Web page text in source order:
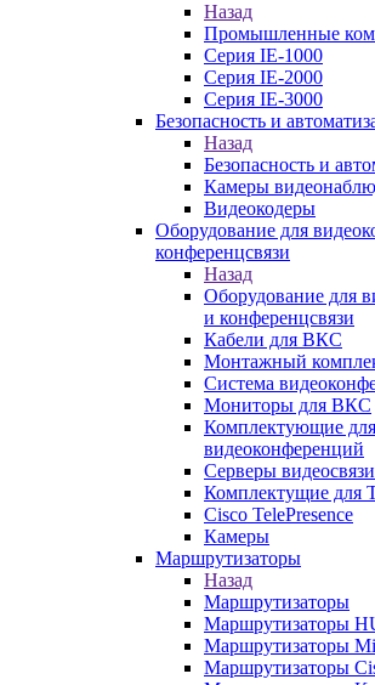
Назад
Промышленные
Серия IE-1000
Серия IE-2000
Серия IE-3000
Безопасность и
Назад
Безопасность и
Камеры
Видеокодеры
Оборудование для
конференцсвязи
Назад
Оборудование для
и конференцсвязи
Кабели для ВКС
Монтажный
Система
Мониторы для ВКС
Комплектующие
видеоконференций
Серверы видеосвязи
Комплектущие для
Cisco TelePresence
Камеры
Маршрутизаторы
Назад
Маршрутизаторы
Маршрутизаторы
Маршрутизаторы
Маршрутизаторы